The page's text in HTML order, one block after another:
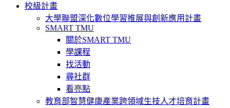
校級計畫
大學聯盟深化數位學習推展與創新應用計畫
SMART TMU
關於SMART TMU
學課程
找活動
尋社群
看亮點
教育部智慧健康產業跨領域生技人才培育計畫